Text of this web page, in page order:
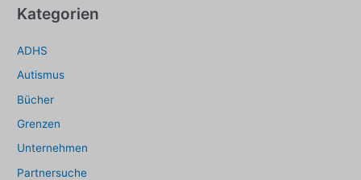
Kategorien
ADHS
Autismus
Bücher
Grenzen
Unternehmen
Partnersuche